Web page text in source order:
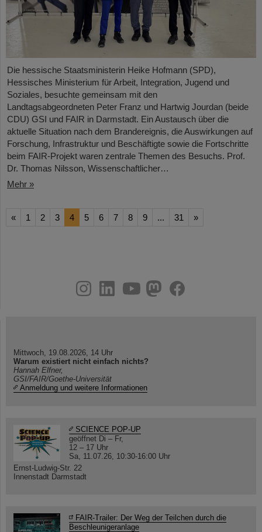
Die hessische Staatsministerin Heike Hofmann (SPD),
Hessisches Ministerium für Arbeit, Integration, Jugend und
Soziales, besuchte gemeinsam mit den
Landtagsabgeordneten Peter Franz und Hartwig Jourdan (beide
CDU) GSI und FAIR in Darmstadt. Ein Austausch über die
aktuelle Situation nach dem Brandereignis, die Auswirkungen auf
Forschung, Infrastruktur und Beschäftigte sowie die Fortschritte
beim FAIR-Projekt waren zentrale Themen des Besuchs. Prof.
Dr. Thomas Nilsson, Wissenschaftlicher…
Mehr »
« 1 2 3 4 5 6 7 8 9 ... 31 »
youtube
helmholtz.social
facebook
Mittwoch, 19.08.2026, 14 Uhr
Warum existiert nicht einfach nichts?
Hannah Elfner,
GSI/FAIR/Goethe-Universität
Anmeldung und weitere Informationen
SCIENCE POP-UP
geöffnet Di – Fr,
12 – 17 Uhr
Sa, 11.07.26, 10:30-16:00 Uhr
Ernst-Ludwig-Str. 22
Innenstadt Darmstadt
FAIR-Trailer: Der Weg der Teilchen durch die
Beschleunigeranlage